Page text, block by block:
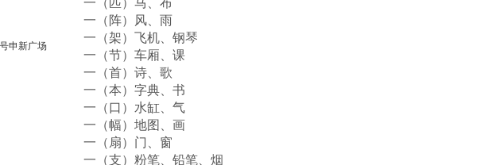
申新广场
一（匹）马、布
一（阵）风、雨
一（架）飞机、钢琴
一（节）车厢、课
一（首）诗、歌
一（本）字典、书
一（口）水缸、气
一（幅）地图、画
一（扇）门、窗
一（支）粉笔、铅笔、烟